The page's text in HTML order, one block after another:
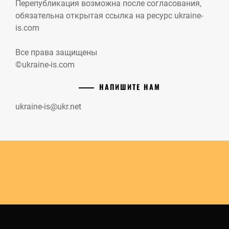
Перепубликация возможна после согласования,
обязательна открытая ссылка на ресурс ukraine-
is.com
Все права защищены
©ukraine-is.com
НАПИШИТЕ НАМ
ukraine-is@ukr.net